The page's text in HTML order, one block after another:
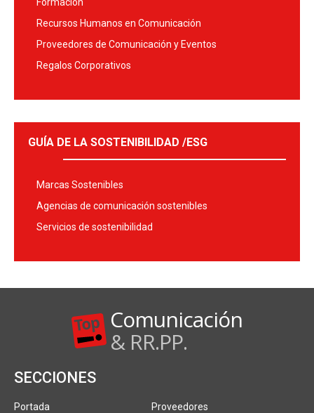
Formación
Recursos Humanos en Comunicación
Proveedores de Comunicación y Eventos
Regalos Corporativos
GUÍA DE LA SOSTENIBILIDAD /ESG
Marcas Sostenibles
Agencias de comunicación sostenibles
Servicios de sostenibilidad
Comunicación
& RR.PP.
SECCIONES
Portada
Proveedores